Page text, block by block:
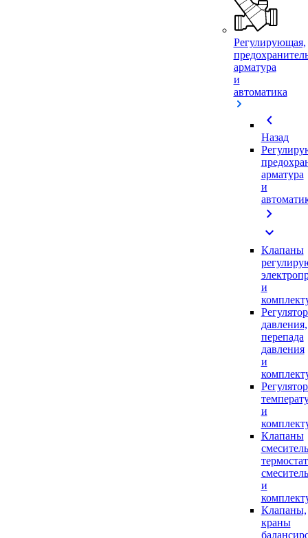
Регулирующая,
арматура
и
автоматика
chevron_left
Назад
арматура
и
chevron_right
expand_more
Клапаны
и
давления,
перепада
давления
и
и
Клапаны
и
Клапаны,
краны